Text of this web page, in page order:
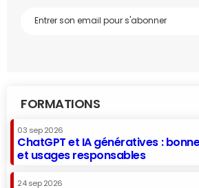
FORMATIONS
03 sep 2026
ChatGPT et IA génératives :
et usages responsables
24 sep 2026